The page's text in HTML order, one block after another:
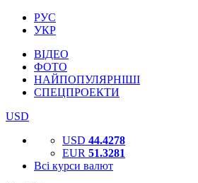
РУС
УКР
ВІДЕО
ФОТО
НАЙПОПУЛЯРНІШІ
СПЕЦПРОЕКТИ
USD
USD 44.4278
EUR 51.3281
Всі курси валют